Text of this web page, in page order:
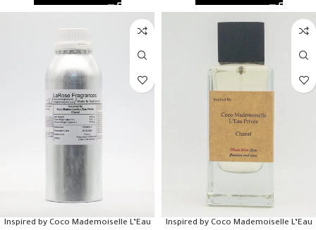
Inspired by Coco Mademoiselle L’Eau
Inspired by Coco Mademoiselle L’Eau